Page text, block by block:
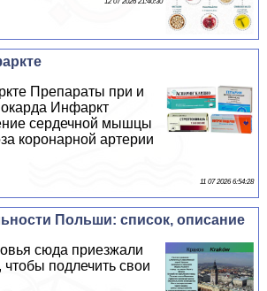
Препараты при и
Инфаркт
сердечной мышцы
коронарной артерии
11 07 2026 6:54:28
Польши: список, описание
сюда приезжали
чтобы подлечить свои